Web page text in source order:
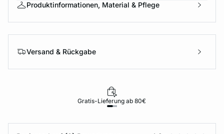
Produktinformationen, Material & Pflege
Versand & Rückgabe
Gratis-Lieferung ab 80€